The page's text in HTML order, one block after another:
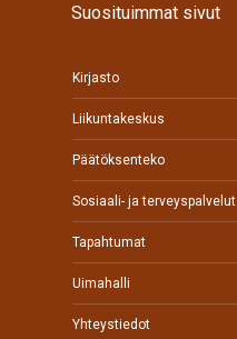
Suosituimmat sivut
Kirjasto
Liikuntakeskus
Päätöksenteko
Sosiaali- ja terveyspalvelut
Tapahtumat
Uimahalli
Yhteystiedot